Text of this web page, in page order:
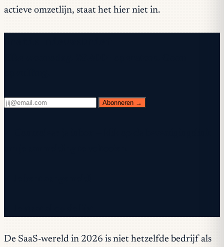
actieve omzetlijn, staat het hier niet in.
Abonneren →
De SaaS-wereld in 2026 is niet hetzelfde bedrijf als